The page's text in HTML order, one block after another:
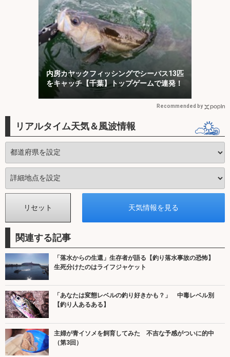
内房カヤックフィッシングでシーバス13匹
をキャッチ【千葉】トップゲームで連発！
Recommended by
リアルタイム天気＆風波情報
関連する記事
「落水からの生還」生存者が語る【釣り落水事故の恐怖】
生死分けたのはライフジャケット
「あなたは変態レベルの釣り好きかも？」 中毒レベル別
【釣り人あるある】
主婦が青イソメを飼育してみた 不吉な予感がついに的中
（第3回）